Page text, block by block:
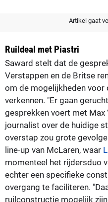
Artikel gaat
Ruildeal met Piastri
Saward stelt dat de
Verstappen en de Britse
om de mogelijkheden
verkennen. "Er gaan
gesprekken voert met Max
journalist over de huidige
overstap zou grote
line-up van McLaren, waar
momenteel het rijdersduo
echter een specifieke
overgang te faciliteren.
ruilconstructie mogelijk